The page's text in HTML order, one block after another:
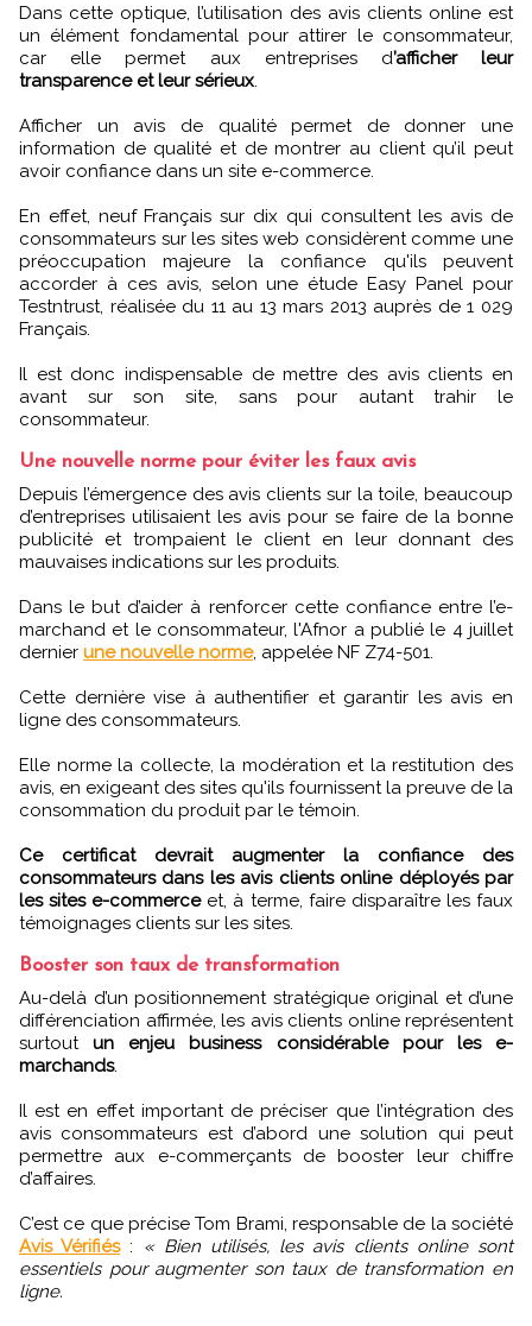
Dans cette optique, l’utilisation des avis clients online est
un élément fondamental pour attirer le consommateur,
car elle permet aux entreprises d’afficher leur
transparence et leur sérieux.
Afficher un avis de qualité permet de donner une
information de qualité et de montrer au client qu’il peut
avoir confiance dans un site e-commerce.
En effet, neuf Français sur dix qui consultent les avis de
consommateurs sur les sites web considèrent comme une
préoccupation majeure la confiance qu'ils peuvent
accorder à ces avis, selon une étude Easy Panel pour
Testntrust, réalisée du 11 au 13 mars 2013 auprès de 1 029
Français.
Il est donc indispensable de mettre des avis clients en
avant sur son site, sans pour autant trahir le
consommateur.
Une nouvelle norme pour éviter les faux avis
Depuis l’émergence des avis clients sur la toile, beaucoup
d’entreprises utilisaient les avis pour se faire de la bonne
publicité et trompaient le client en leur donnant des
mauvaises indications sur les produits.
Dans le but d’aider à renforcer cette confiance entre l’e-
marchand et le consommateur, l'Afnor a publié le 4 juillet
dernier une nouvelle norme, appelée NF Z74-501.
Cette dernière vise à authentifier et garantir les avis en
ligne des consommateurs.
Elle norme la collecte, la modération et la restitution des
avis, en exigeant des sites qu'ils fournissent la preuve de la
consommation du produit par le témoin.
Ce certificat devrait augmenter la confiance des
consommateurs dans les avis clients online déployés par
les sites e-commerceet, à terme, faire disparaître les faux
témoignages clients sur les sites.
Booster son taux de transformation
Au-delà d’un positionnement stratégique original et d’une
différenciation affirmée, les avis clients online représentent
surtoutun enjeu business considérable pour les e-
marchands.
Il est en effet important de préciser que l’intégration des
avis consommateurs est d’abord une solution qui peut
permettre aux e-commerçants de booster leur chiffre
d’affaires.
C’est ce que précise Tom Brami, responsable de la société
Avis Vérifiés: « Bien utilisés, les avis clients online sont
essentiels pour augmenter son taux de transformation en
ligne.